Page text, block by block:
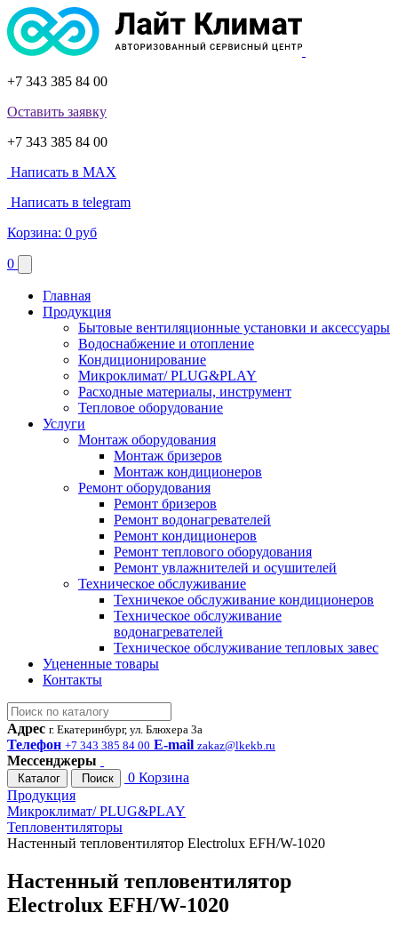
+7 343 385 84 00
Оставить заявку
+7 343 385 84 00
Написать в MAX
Написать в telegram
Корзина: 0 руб
0
Главная
Продукция
Бытовые вентиляционные установки и аксессуары
Водоснабжение и отопление
Кондиционирование
Микроклимат/ PLUG&PLAY
Расходные материалы, инструмент
Тепловое оборудование
Услуги
Монтаж оборудования
Монтаж бризеров
Монтаж кондиционеров
Ремонт оборудования
Ремонт бризеров
Ремонт водонагревателей
Ремонт кондиционеров
Ремонт теплового оборудования
Ремонт увлажнителей и осушителей
Техническое обслуживание
Техничекое обслуживание кондиционеров
Техническое обслуживание
водонагревателей
Техническое обслуживание тепловых завес
Уцененные товары
Контакты
Адрес г. Екатеринбург, ул. Блюхера 3а
Телефон +7 343 385 84 00 E-mail zakaz@lkekb.ru
Мессенджеры
Каталог Поиск 0 Корзина
Продукция
Микроклимат/ PLUG&PLAY
Тепловентиляторы
Настенный тепловентилятор Electrolux EFH/W-1020
Настенный тепловентилятор
Electrolux EFH/W-1020